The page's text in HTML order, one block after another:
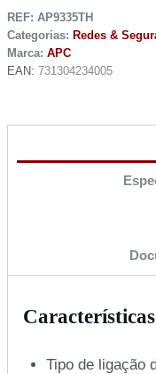
REF: AP9335TH
Categorias: Redes &
Marca: APC
EAN: 731304234005
Características
Tipo de ligação